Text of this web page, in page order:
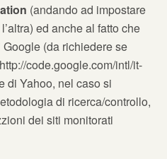
(andando ad impostare
ed anche al fatto che
(da richiedere se
code.google.com/intl/it-
di Yahoo, nel caso si
di ricerca/controllo,
dei siti monitorati